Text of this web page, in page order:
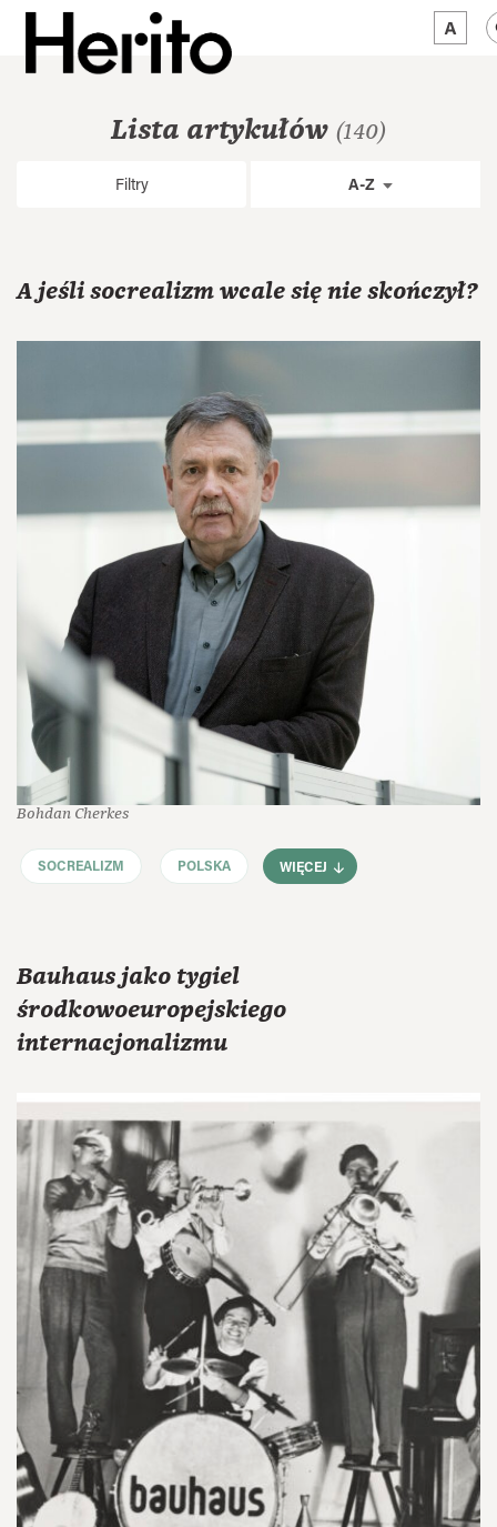
MAMY NA OKULista artykułów (140)
Filtry A-Z
A jeśli socrealizm wcale się nie skończył?
Bohdan Cherkes
SOCREALIZM POLSKA WIĘCEJ
Bauhaus jako tygiel
środkowoeuropejskiego
internacjonalizmu